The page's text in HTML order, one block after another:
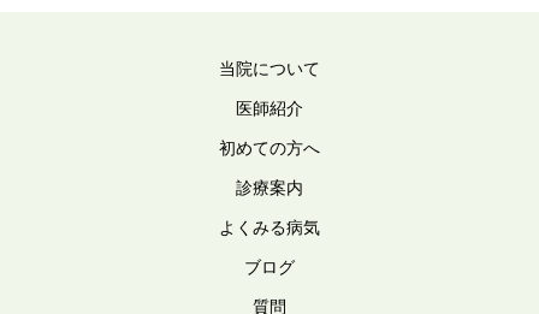
当院について
医師紹介
初めての方へ
診療案内
よくみる病気
ブログ
質問